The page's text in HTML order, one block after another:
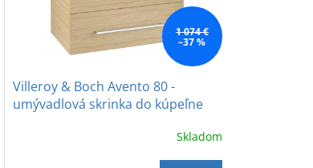
1 074 €
–37 %
Villeroy & Boch Avento 80 -
umývadlová skrinka do kúpeľne
Skladom